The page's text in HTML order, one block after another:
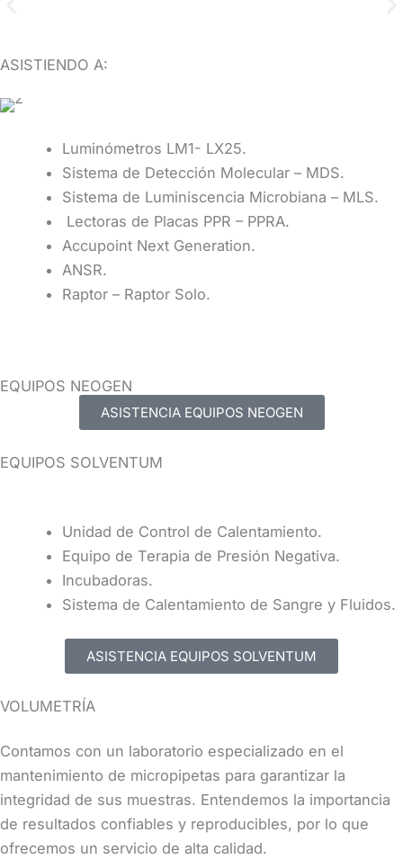
PREVENTIVO​
procedimientos y recomendaciones del fabricante.
SOLICITAR INFORMACIÓN
ASISTIENDO A:
Luminómetros LM1- LX25.
Sistema de Detección Molecular – MDS.
Sistema de Luminiscencia Microbiana – MLS.
Lectoras de Placas PPR – PPRA.
Accupoint Next Generation.
ANSR.
Raptor – Raptor Solo.
EQUIPOS NEOGEN​
ASISTENCIA EQUIPOS NEOGEN
EQUIPOS SOLVENTUM​
Unidad de Control de Calentamiento.
Equipo de Terapia de Presión Negativa.
Incubadoras.
Sistema de Calentamiento de Sangre y Fluidos.
ASISTENCIA EQUIPOS SOLVENTUM
VOLUMETRÍA
Contamos con un laboratorio especializado en el
mantenimiento de micropipetas para garantizar la
integridad de sus muestras. Entendemos la importancia
de resultados confiables y reproducibles, por lo que
ofrecemos un servicio de alta calidad.